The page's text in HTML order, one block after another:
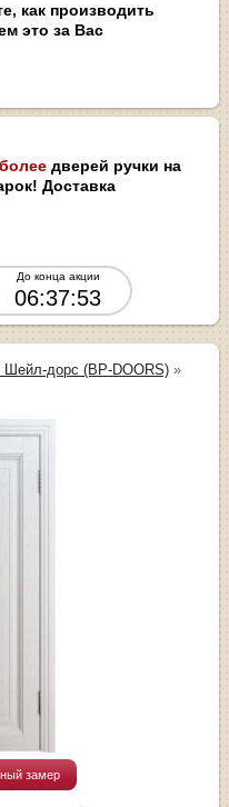
как производить
это за Вас
дверей ручки на
Доставка
До конца акции
06:37:52
Шейл-дорс (BP-DOORS) »
замер